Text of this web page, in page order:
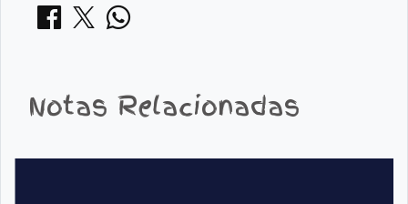
Notas Relacionadas